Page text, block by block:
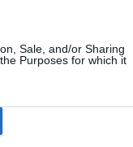
Sale, and/or Sharing
Purposes for which it